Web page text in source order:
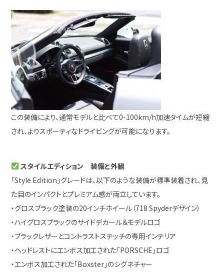
この装備により、通常モデルと比べて0-100km/h加速タイムが短縮
され、よりスポーティなドライビングが可能になります。
スタイルエディション 装備と外観
「Style Edition」グレードは、以下のような装備が標準装着され、見
た目のインパクトとプレミアム感が両立しています。
・グロスブラック塗装の20インチホイール（718 Spyderデザイン）
・ハイグロスブラックのサイドデカール＆モデルロゴ
・ブラックレザーとコントラストステッチの専用インテリア
・ヘッドレストにエンボス加工された「PORSCHE」ロゴ
・エンボス加工された「Boxster」のシグネチャー